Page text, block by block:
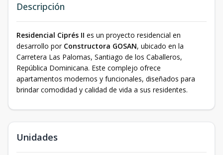
Descripción
Residencial Ciprés II es un proyecto residencial en
desarrollo por Constructora GOSAN, ubicado en la
Carretera Las Palomas, Santiago de los Caballeros,
República Dominicana. Este complejo ofrece
apartamentos modernos y funcionales, diseñados para
brindar comodidad y calidad de vida a sus residentes.
Unidades